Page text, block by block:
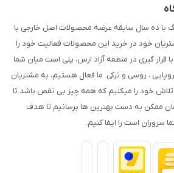
با ده سال سابقه عرضه محصولات اصل خارجی با
خود در خرید این محصولات فعالیت خود را
قرار گیری در منطقه آزاد ارس، پلی است میان شما
، روسی و ترکی. ما فعال هستیم، به مشتریان
خود را میکنیم که همه چیز بی نقص باشد تا
ممکن به دست بهترین ها برسانیم تا هدف
است را ایفا کنیم.